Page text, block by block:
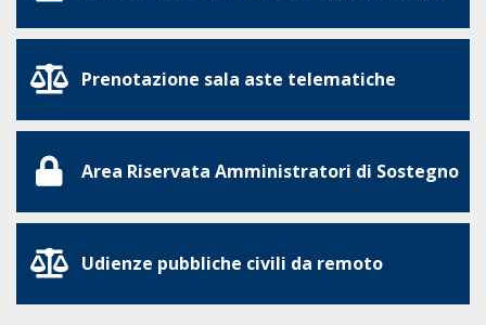
Prenotazione sala aste telematiche
Area Riservata Amministratori di Sostegno
Udienze pubbliche civili da remoto